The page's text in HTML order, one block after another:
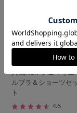
[運命のブラ]シリーズ
人気No.1 ジェマリエ
ルブラ＆ショーツセ
ト
4.6